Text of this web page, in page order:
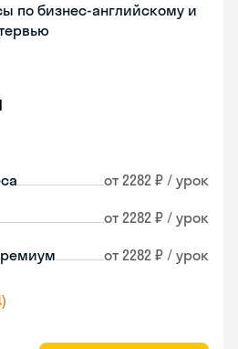
по бизнес-английскому и
от 2282 ₽ / урок
от 2282 ₽ / урок
от 2282 ₽ / урок